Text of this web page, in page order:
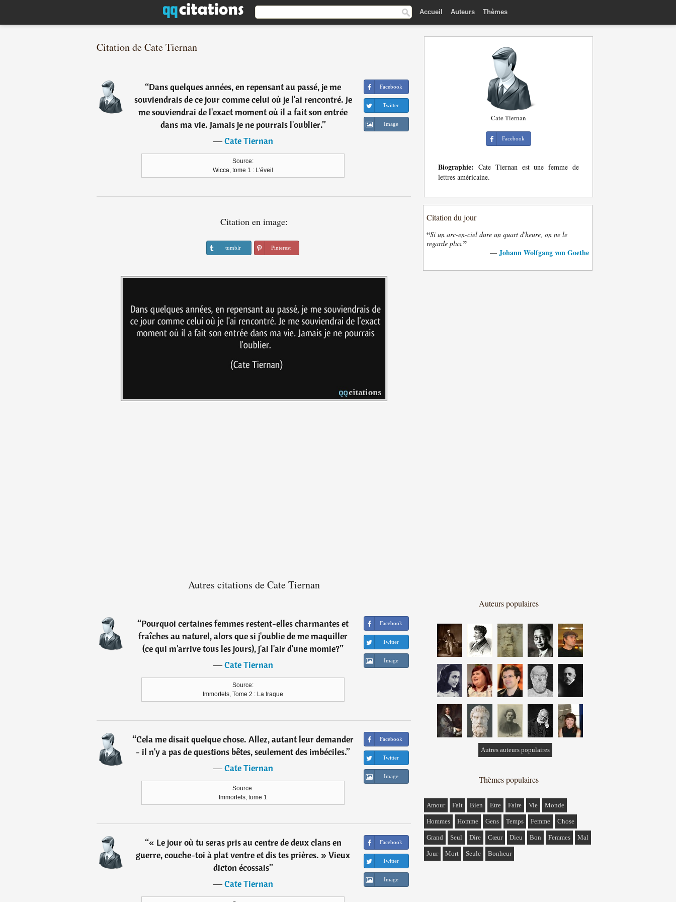
Accueil Auteurs Thèmes
Citation de Cate Tiernan
“Dans quelques années, en repensant au passé, je me
souviendrais de ce jour comme celui où je l'ai rencontré. Je
me souviendrai de l'exact moment où il a fait son entrée
dans ma vie. Jamais je ne pourrais l'oublier.”
―Cate Tiernan
Source:
Wicca, tome 1 : L'éveil
Facebook
Twitter
Image
Citation en image:
tumblr Pinterest
Autres citations de Cate Tiernan
“Pourquoi certaines femmes restent-elles charmantes et
fraîches au naturel, alors que si j'oublie de me maquiller
(ce qui m'arrive tous les jours), j'ai l'air d'une momie?”
―Cate Tiernan
Source:
Immortels, Tome 2 : La traque
Facebook
Twitter
Image
“Cela me disait quelque chose. Allez, autant leur demander
- il n'y a pas de questions bêtes, seulement des imbéciles.”
―Cate Tiernan
Source:
Immortels, tome 1
Facebook
Twitter
Image
“« Le jour où tu seras pris au centre de deux clans en
guerre, couche-toi à plat ventre et dis tes prières. » Vieux
dicton écossais”
―Cate Tiernan
Facebook
Twitter
Image
Cate Tiernan
Facebook
Biographie: Cate Tiernan est une femme de
lettres américaine.
Citation du jour
“Si un arc-en-ciel dure un quart d'heure, on ne le
regarde plus.”
— Johann Wolfgang von Goethe
Auteurs populaires
Autres auteurs populaires
Thèmes populaires
Amour Fait Bien Etre Faire Vie Monde
Hommes Homme Gens Temps Femme Chose
Grand Seul Dire Cœur Dieu Bon Femmes Mal
Jour Mort Seule Bonheur